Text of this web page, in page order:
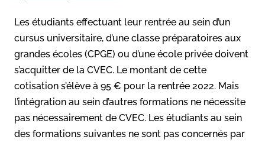
Les étudiants effectuant leur rentrée au sein d’un
cursus universitaire, d’une classe préparatoires aux
grandes écoles (CPGE) ou d’une école privée doivent
s’acquitter de la CVEC. Le montant de cette
cotisation s’élève à 95 € pour la rentrée 2022. Mais
l’intégration au sein d’autres formations ne nécessite
pas nécessairement de CVEC. Les étudiants au sein
des formations suivantes ne sont pas concernés par